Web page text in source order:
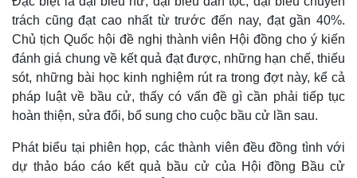
trách cũng đạt cao nhất từ trước đến nay, đạt gần 40%.
Chủ tịch Quốc hội đề nghị thành viên Hội đồng cho ý kiến
đánh giá chung về kết quả đạt được, những hạn chế, thiếu
sót, những bài học kinh nghiệm rút ra trong đợt này, kể cả
pháp luật về bầu cử, thấy có vấn đề gì cần phải tiếp tục
hoàn thiện, sửa đổi, bổ sung cho cuộc bầu cử lần sau.
Phát biểu tại phiên họp, các thành viên đều đồng tình với
dự thảo báo cáo kết quả bầu cử của Hội đồng Bầu cử